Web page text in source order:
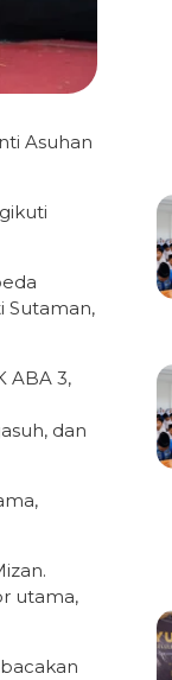
Asuhan
Sutaman,
ABA 3,
dan
utama,